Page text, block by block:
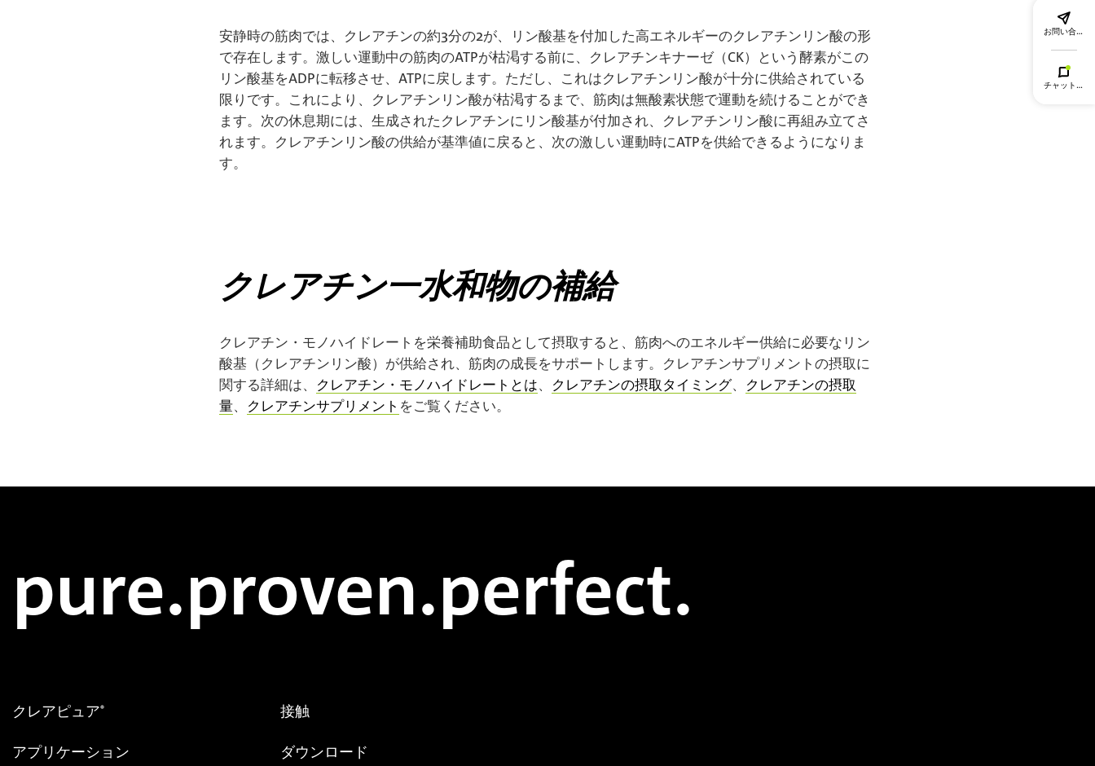
安静時の筋肉では、クレアチンの約3分の2が、リン酸基を付加した高エネルギーのクレアチンリン酸の形
で存在します。激しい運動中の筋肉のATPが枯渇する前に、クレアチンキナーゼ（CK）という酵素がこの
リン酸基をADPに転移させ、ATPに戻します。ただし、これはクレアチンリン酸が十分に供給されている
限りです。これにより、クレアチンリン酸が枯渇するまで、筋肉は無酸素状態で運動を続けることができ
ます。次の休息期には、生成されたクレアチンにリン酸基が付加され、クレアチンリン酸に再組み立てさ
れます。クレアチンリン酸の供給が基準値に戻ると、次の激しい運動時にATPを供給できるようになりま
す。
クレアチン一水和物の補給
クレアチン・モノハイドレートを栄養補助食品として摂取すると、筋肉へのエネルギー供給に必要なリン
酸基（クレアチンリン酸）が供給され、筋肉の成長をサポートします。クレアチンサプリメントの摂取に
関する詳細は、
クレアチン・モノハイドレートとは、 クレアチンの摂取タイミング、
クレアチンの摂取
量、 クレアチンサプリメント をご覧ください。
お問い合わ
チャットボ
pure.proven.perfect.
クレアピュア®
アプリケーション
接触
ダウンロード